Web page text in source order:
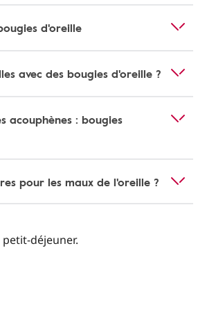
d'oreille
avec des bougies d'oreille ?
acouphènes : bougies
pour les maux de l'oreille ?